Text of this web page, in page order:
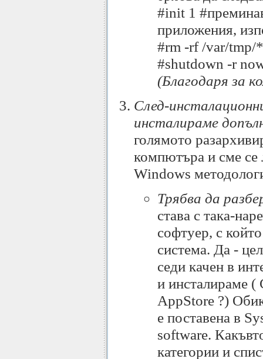
#init 1
приложения,
#rm -rf /var/tmp/
#shutdown -r
(Благодаря за
След-
инсталираме
голямото
компютъра и сме се
Windows
Трябва да
става с така-
софтуер, с
система. Да -
седи качен в
и инсталираме (
AppStore ?)
е поставена в
software.
категории и